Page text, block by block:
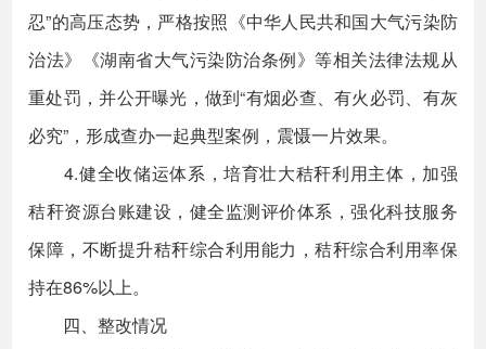
忍”的高压态势，严格按照《中华人民共和国大气污染防
治法》《湖南省大气污染防治条例》等相关法律法规从
重处罚，并公开曝光，做到“有烟必查、有火必罚、有灰
必究”，形成查办一起典型案例，震慑一片效果。
4.健全收储运体系，培育壮大秸秆利用主体，加强
秸秆资源台账建设，健全监测评价体系，强化科技服务
保障，不断提升秸秆综合利用能力，秸秆综合利用率保
持在86%以上。
四、整改情况